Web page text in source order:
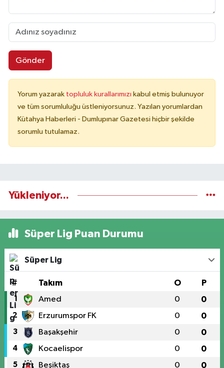
Gönder
Yorum yazarak topluluk kurallarımızı kabul etmiş bulunuyor
ve tüm sorumluluğu üstleniyorsunuz. Yazılan yorumlardan
Kütahya Haberleri - Dumlupınar Gazetesi hiçbir şekilde
sorumlu tutulamaz.
Yükleniyor...
Süper Lig Puan Durumu
Süper Lig
# Takım O P
1 Amed 0 0
2 Erzurumspor FK 0 0
3 Başakşehir 0 0
4 Kocaelispor 0 0
5 Beşiktaş 0 0